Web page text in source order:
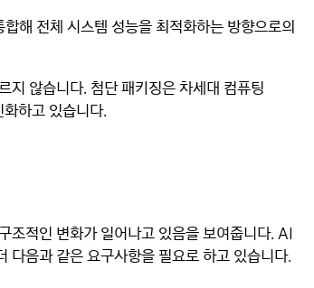
해 전체 시스템 성능을 최적화하는 방향으로의
지 않습니다. 첨단 패키징은 차세대 컴퓨팅
하고 있습니다.
조적인 변화가 일어나고 있음을 보여줍니다. AI
다음과 같은 요구사항을 필요로 하고 있습니다.